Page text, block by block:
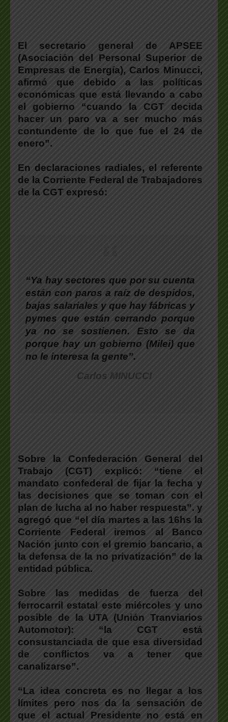
El secretario general de APSEE
(Asociación del Personal Superior de
Empresas de Energía), Carlos Minucci,
afirmó que debido a las políticas
económicas que está llevando a cabo
el gobierno “cuando la CGT decida
hacer un paro va a ser mucho más
contundente de lo que fue el 24 de
enero”.
En declaraciones radiales, el referente
de la Corriente Federal de Trabajadores
de la CGT expresó:
“Ya hay sectores que por su cuenta
están con paros a raíz de despidos,
bajas salariales y que hay fábricas y
pymes que están cerrando porque
ya no se sostienen. Esto se da
porque hay un gobierno (Milei) que
no le interesa la gente”.
Carlos MINUCCI
Sobre la Confederación General del
Trabajo (CGT) explicó: “tiene el
mandato confederal de fijar la fecha y
las decisiones que se toman con el
plan de lucha al no haber respuesta”. y
agregó que “el día martes a las 16hs la
Corriente Federal iremos al Banco
Nación junto con el gremio bancario, a
la defensa de la no privatización” de la
entidad pública.
Sobre las medidas de fuerza del
ferrocarril estatal este miércoles y uno
posible de la UTA (Unión Tranviarios
Automotor): “la CGT está
consustanciada de que esa diversidad
de conflictos va a tener que
canalizarse”.
“La idea concreta es no llegar a los
límites pero nos da la sensación de
que el actual Presidente no está en